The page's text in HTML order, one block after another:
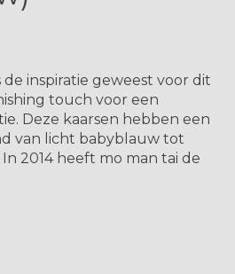
inspiratie geweest voor dit
touch voor een
Deze kaarsen hebben een
van licht babyblauw tot
2014 heeft mo man tai de
product is